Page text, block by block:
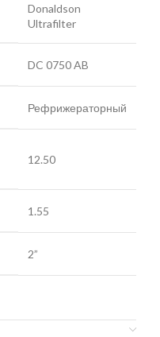
Donaldson
Ultrafilter
DC 0750 AB
Рефрижераторный
12.50
1.55
2”